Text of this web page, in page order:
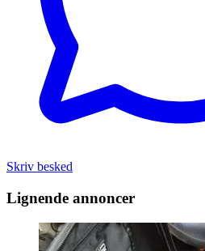
Skriv besked
Lignende annoncer